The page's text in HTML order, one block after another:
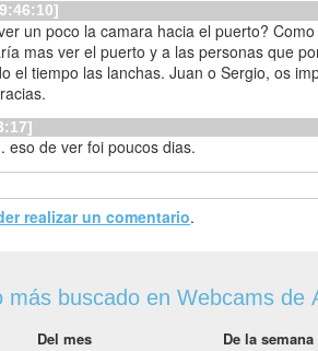
un poco la camara hacia el puerto? Como
mas ver el puerto y a las personas que
lanchas. Juan o Sergio, os importaría
eso de ver foi poucos dias.
realizar un comentario.
más buscado en Webcams de
Del mes
De la semana